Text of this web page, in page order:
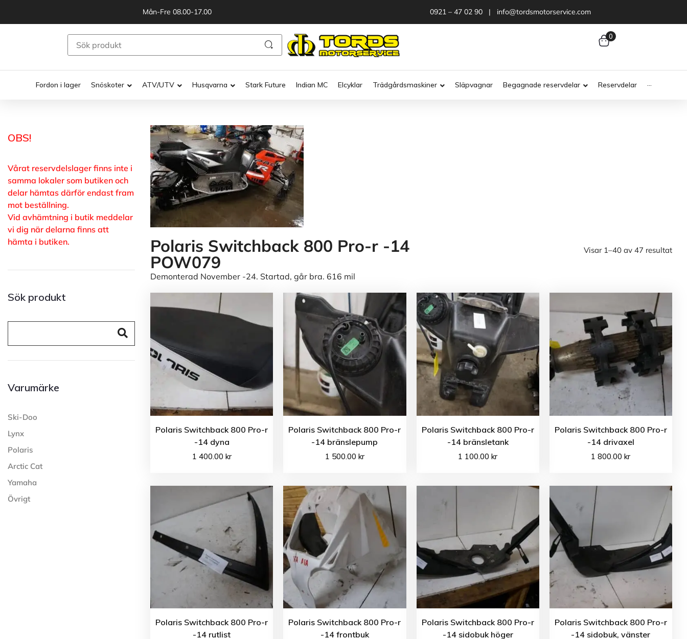
Mån-Fre 08.00-17.00 0921 – 47 02 90 | info@tordsmotorservice.com
0
Fordon i lager Snöskoter ATV/UTV Husqvarna Stark Future Indian MC Elcyklar Trädgårdsmaskiner Släpvagnar Begagnade reservdelar Reservdelar ···
OBS!
Vårat reservdelslager finns inte i
samma lokaler som butiken och
delar hämtas därför endast fram
mot beställning.
Vid avhämtning i butik meddelar
vi dig när delarna finns att
hämta i butiken.
Sök produkt
Varumärke
Ski-Doo
Lynx
Polaris
Arctic Cat
Yamaha
Övrigt
Polaris Switchback 800 Pro-r -14
POW079
Visar 1–40 av 47 resultat
Demonterad November -24. Startad, går bra. 616 mil
Polaris Switchback 800 Pro-r
-14 dyna
1 400.00 kr
Polaris Switchback 800 Pro-r
-14 bränslepump
1 500.00 kr
Polaris Switchback 800 Pro-r
-14 bränsletank
1 100.00kr
Polaris Switchback 800 Pro-r
-14 drivaxel
1 800.00kr
Polaris Switchback 800 Pro-r
-14 rutlist
Polaris Switchback 800 Pro-r
-14 frontbuk
Polaris Switchback 800 Pro-r
-14 sidobuk höger
Polaris Switchback 800 Pro-r
-14 sidobuk, vänster